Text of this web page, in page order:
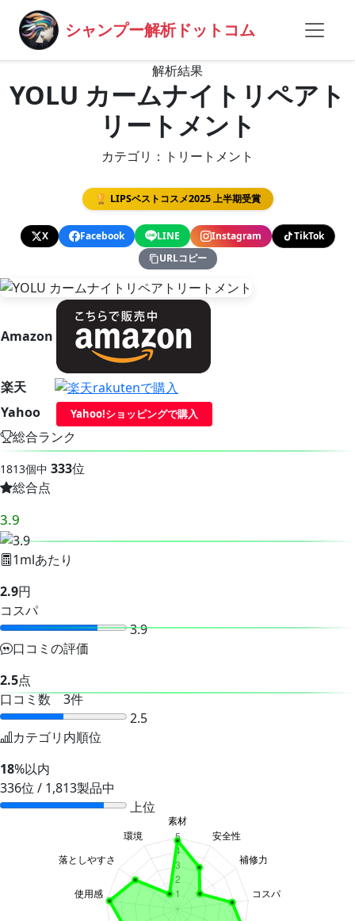
シャンプー解析ドットコム
解析結果
YOLU カームナイトリペアト
リートメント
カテゴリ：トリートメント
🏆 LIPSベストコスメ2025 上半期受賞
X Facebook LINE Instagram
TikTok
URLコピー
Amazon
楽天
Yahoo
Yahoo!ショッピングで購入
総合ランク
1813個中 333位
総合点
3.9
1mlあたり
2.9円
コスパ
3.9
口コミの評価
2.5点
口コミ数 3件
2.5
カテゴリ内順位
18%以内
336位 / 1,813製品中
上位